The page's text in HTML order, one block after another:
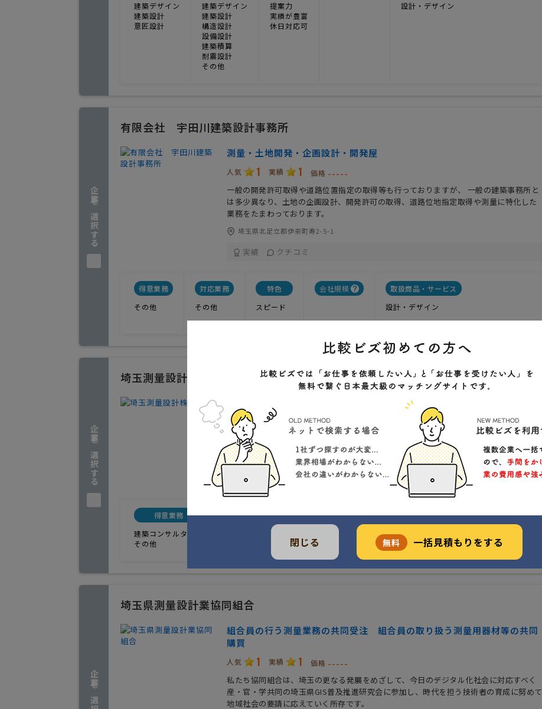
建築デザイン
建築設計
意匠設計
建築デザイン
建築設計
構造設計
設備設計
建築積算
耐震設計
その他
提案力
実績が豊富
休日対応可
設計・デザイン
企業を選択する
有限会社 宇田川建築設計事務所
測量・土地開発・企画設計・開発屋
人気 1 実績 1 価格 -----
一般の開発許可取得や道路位置指定の取得等も行っておりますが、 一般の建築事務所と
は多少異なり、土地の企画設計、開発許可の取得、道路位地指定取得や測量に特化した
業務をたまわっております。
埼玉県北足立郡伊奈町寿2-5-1
実績 クチコミ
得意業務
その他
対応業務
その他
特色
スピード
会社規模
取扱商品・サービス
設計・デザイン
企業を選択する
埼玉測量設計株式会社
測量 建設コンサルタント 補償コンサルタント 土地家屋調査
人気 実績 1 価格-----
測量 建設コンサルタント 補償コンサルタント 土地家屋調査
埼玉県さいたま市浦和区常盤９-５-８
実績 クチコミ
得意業務
建築コンサルタント
その他
対応業務
特色
技術力
会社規模
取扱商品・サービス
埼玉県測量設計業協同組合
組合員の行う測量業務の共同受注 組合員の取り扱う測量用器材等の共同
購買
人気 1 実績 1 価格 -----
私たち協同組合は、埼玉の更なる発展をめざして、今日のデジタル化社会に対応すべく
産・官・学共同の埼玉県GIS普及推進研究会に参加し、時代を担う技術者の育成に努めて
地域社会の要請に応えていく所存です。
閉じる 無料 一括見積もりをする